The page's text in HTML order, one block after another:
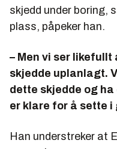
skjedd under boring,
plass, påpeker han.
– Men vi ser
skjedde uplanlagt.
dette skjedde og
er klare for å sette i
Han understreker at